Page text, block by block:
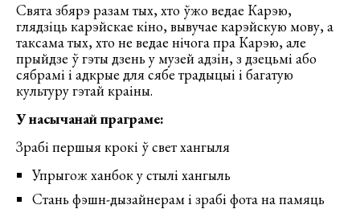
Свята збярэ разам тых, хто ўжо ведае Карэю,
глядзіць карэйскае кіно, вывучае карэйскую мову, а
таксама тых, хто не ведае нічога пра Карэю, але
прыйдзе ў гэты дзень у музей адзін, з дзецьмі або
сябрамі і адкрые для сябе традыцыі і багатую
культуру гэтай краіны.
У насычанай праграме:
Зрабі першыя крокі ў свет хангыля
Упрыгож ханбок у стылі хангыль
Стань фэшн-дызайнерам і зрабі фота на памяць